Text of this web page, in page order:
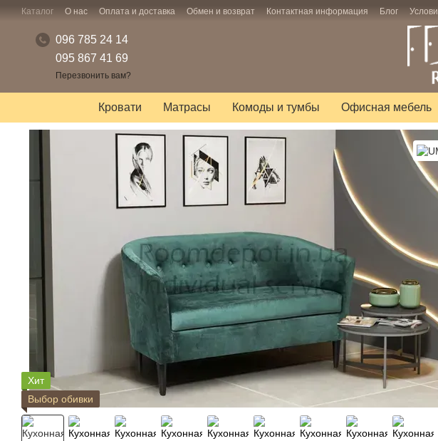
Перейти к основному контенту
Каталог О нас Оплата и доставка Обмен и возврат Контактная информация Блог
096 785 24 14
095 867 41 69
Перезвонить вам?
Кровати Матрасы Комоды и тумбы Офисная мебель
Хит
Выбор обивки